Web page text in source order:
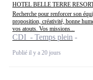
HOTEL BELLE TERRE
Recherche pour renforcer son
proposition, créativité, bonne
vos atouts. Vos missions...
CDI - Temps plein
Publié il y a 20 jours